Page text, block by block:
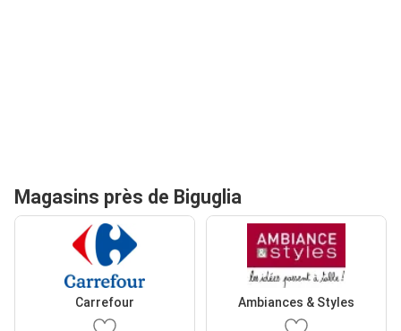
Magasins près de Biguglia
Carrefour Ambiances & Styles